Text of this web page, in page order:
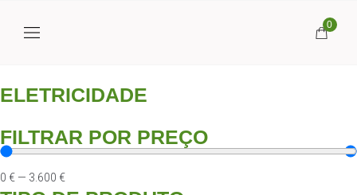
0
ELETRICIDADE
FILTRAR POR PREÇO
0 € — 3.600 €